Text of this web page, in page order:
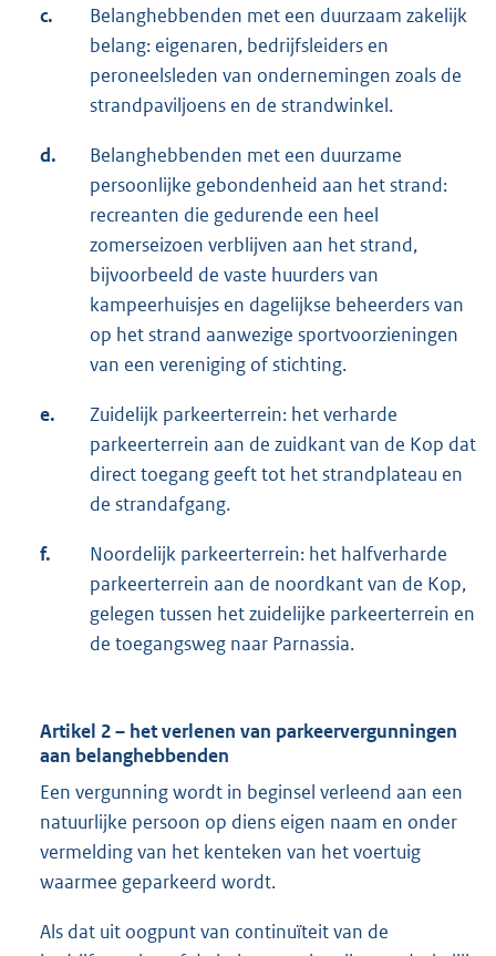
c.
Belanghebbenden met een duurzaam zakelijk
belang: eigenaren, bedrijfsleiders en
peroneelsleden van ondernemingen zoals de
strandpaviljoens en de strandwinkel.
d.
Belanghebbenden met een duurzame
persoonlijke gebondenheid aan het strand:
recreanten die gedurende een heel
zomerseizoen verblijven aan het strand,
bijvoorbeeld de vaste huurders van
kampeerhuisjes en dagelijkse beheerders van
op het strand aanwezige sportvoorzieningen
van een vereniging of stichting.
e.
Zuidelijk parkeerterrein: het verharde
parkeerterrein aan de zuidkant van de Kop dat
direct toegang geeft tot het strandplateau en
de strandafgang.
f.
Noordelijk parkeerterrein: het halfverharde
parkeerterrein aan de noordkant van de Kop,
gelegen tussen het zuidelijke parkeerterrein en
de toegangsweg naar Parnassia.
Artikel 2 – het verlenen van parkeervergunningen
aan belanghebbenden
Een vergunning wordt in beginsel verleend aan een
natuurlijke persoon op diens eigen naam en onder
vermelding van het kenteken van het voertuig
waarmee geparkeerd wordt.
Als dat uit oogpunt van continuïteit van de